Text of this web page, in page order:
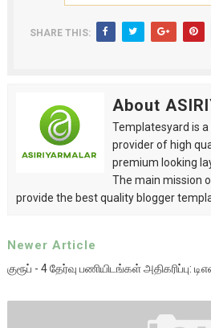
SHARE THIS:
About
Templatesyard is
provider of high
premium looking
The main mission
provide the best quality blogger
Newer Article
குரூப் - 4 தேர்வு பணியிடங்கள் அதிகரிப்பு: